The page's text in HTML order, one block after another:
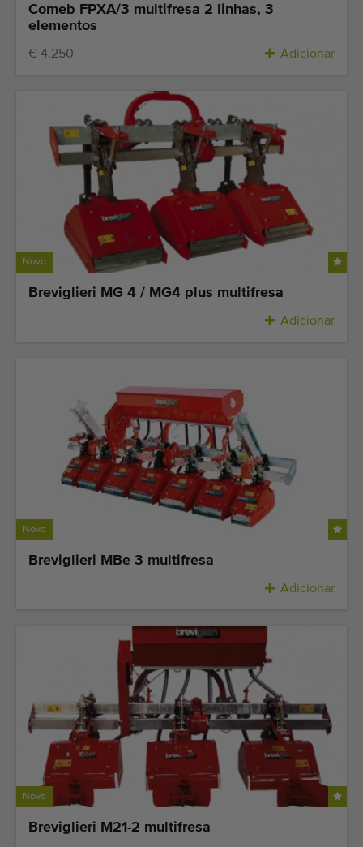
Pessoal qualificado
Entregas em todo o mundo
Comeb FPXA/3 multifresa 2 linhas, 3
elementos
€ 4.250 Adicionar
Novo
Breviglieri MG 4 / MG4 plus multifresa
Adicionar
Novo
Breviglieri MBe 3 multifresa
Adicionar
Novo
Breviglieri M21-2 multifresa